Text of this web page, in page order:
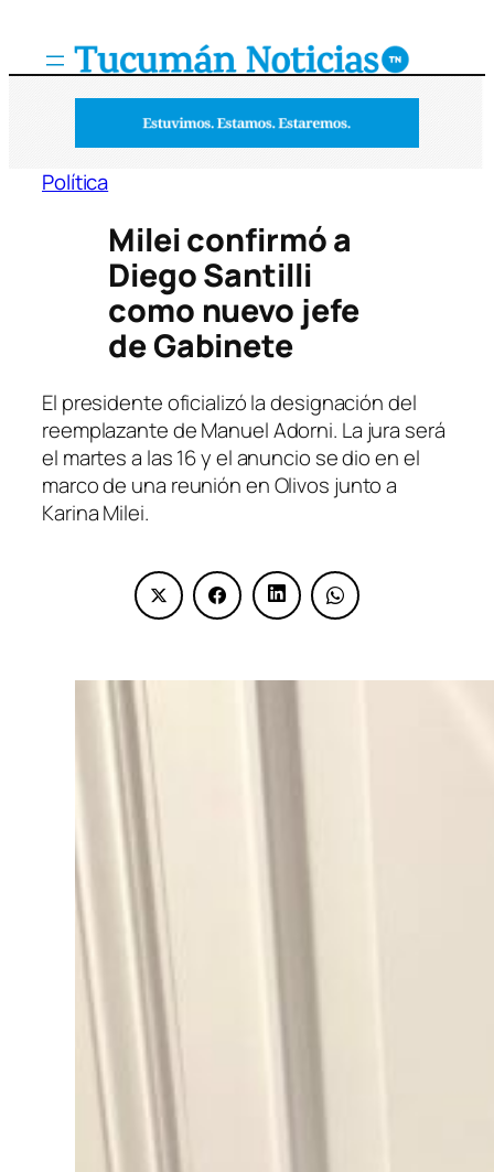
Política
Milei confirmó a
Diego Santilli
como nuevo jefe
de Gabinete
El presidente oficializó la designación del
reemplazante de Manuel Adorni. La jura será
el martes a las 16 y el anuncio se dio en el
marco de una reunión en Olivos junto a
Karina Milei.